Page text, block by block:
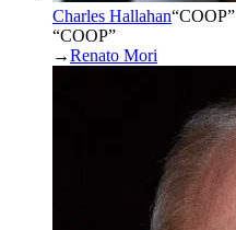
Charles Hallahan“COOP”
“COOP”
→Renato Mori